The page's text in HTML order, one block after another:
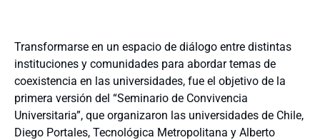
Transformarse en un espacio de diálogo entre distintas
instituciones y comunidades para abordar temas de
coexistencia en las universidades, fue el objetivo de la
primera versión del “Seminario de Convivencia
Universitaria”, que organizaron las universidades de Chile,
Diego Portales, Tecnológica Metropolitana y Alberto